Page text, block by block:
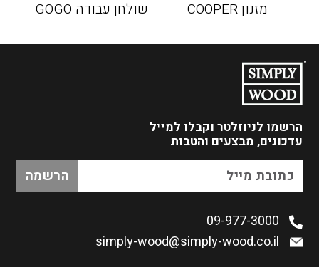
מזנון COOPER שולחן עבודה GOGO
הרשמו לניוזלטר וקבלו למייל
עדכונים, מבצעים והטבות
09-977-3000
simply-wood@simply-wood.co.il